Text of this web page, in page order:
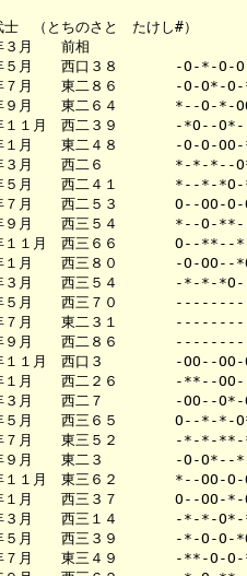
　（とちのさと　たけし#）
３月　　前相　　　　　　　　　
５月　　西口３８　　　　-O-
７月　　東二８６　　　　-O-
９月　　東二６４　　　　*--
１１月　西二３９　　　　-
１月　　東二４８　　　　-O-
３月　　西二６　　　　　*-
５月　　西二４１　　　　*--
７月　　西二５３　　　　O--
９月　　西三５４　　　　*--
１１月　西三６６　　　　
１月　　西三８０　　　　-O-
３月　　西三５４　　　　-*-
５月　　西三７０　　　　
７月　　東二３１　　　　
９月　　西二８６　　　　
１１月　西口３　　　　　-OO--
１月　　西二２６　　　　-
３月　　西二７　　　　　-
５月　　西三６５　　　　O--
年７月　　東三５２　　　　-
９月　　東二３　　　　　-O-
１１月　東三６２　　　　*--
１月　　西三３７　　　　O--
３月　　西三１４　　　　-
５月　　西三３９　　　　-*-
７月　　東三４９　　　　-